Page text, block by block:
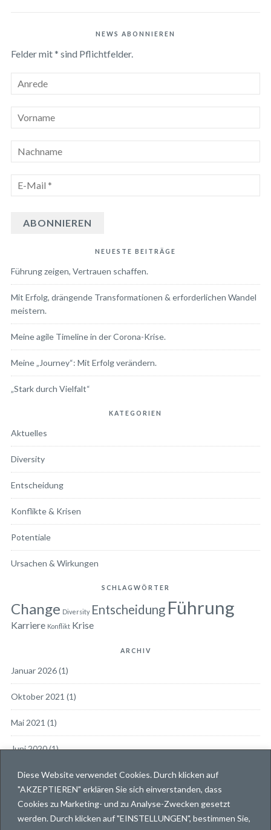
Diese Website verwendet Cookies. Durch klicken auf
"AKZEPTIEREN" erklären Sie sich einverstanden, dass
Cookies zu Marketing- und zu Analyse-Zwecken gesetzt
werden. Durch klicken auf "EINSTELLUNGEN", bestimmen Sie,
NEWS ABONNIEREN
Felder mit * sind Pflichtfelder.
NEUESTE BEITRÄGE
Führung zeigen, Vertrauen schaffen.
Mit Erfolg, drängende Transformationen & erforderlichen Wandel
meistern.
Meine agile Timeline in der Corona-Krise.
Meine „Journey“: Mit Erfolg verändern.
„Stark durch Vielfalt“
KATEGORIEN
Aktuelles
Diversity
Entscheidung
Konflikte & Krisen
Potentiale
Ursachen & Wirkungen
SCHLAGWÖRTER
Change Diversity Entscheidung Führung
Karriere Konflikt Krise
ARCHIV
Januar 2026(1)
Oktober 2021 (1)
Mai 2021 (1)
Juni 2020(1)
März 2019(1)
Dezember 2018(1)